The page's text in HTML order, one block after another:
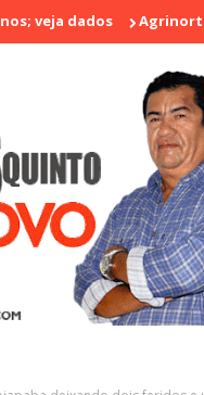
dados Agrinort em